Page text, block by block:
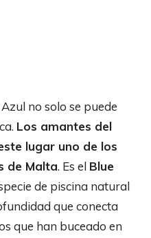
no solo se puede
Los amantes del
lugar uno de los
de Malta. Es el Blue
de piscina natural
que conecta
que han buceado en